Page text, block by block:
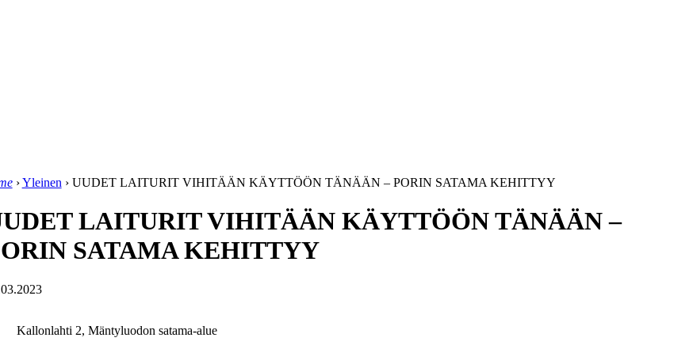
›Yleinen › UUDET LAITURIT VIHITÄÄN KÄYTTÖÖN TÄNÄÄN – PORIN SATAMA KEHITTYY
LAITURIT VIHITÄÄN KÄYTTÖÖN TÄNÄÄN –
SATAMA KEHITTYY
Kallonlahti 2, Mäntyluodon satama-alue